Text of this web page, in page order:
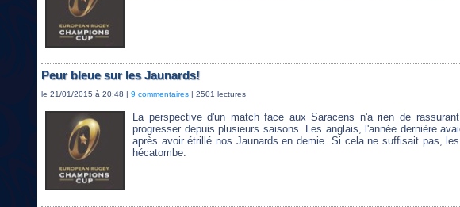
Peur bleue sur les Jaunards!
le 21/01/2015 à 20:48 | 9 commentaires | 2501 lectures
La perspective d'un match face aux Saracens n'a rien de
progresser depuis plusieurs saisons. Les anglais, l'année dernière
après avoir étrillé nos Jaunards en demie. Si cela ne suffisait pas,
hécatombe.